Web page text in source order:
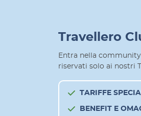
Travellero
Entra nella
riservati solo ai nostri
TARIFFE
BENEFIT E